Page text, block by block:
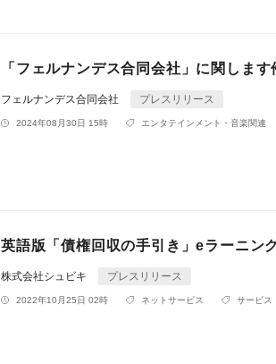
「フェルナンデス合同会社」に関しま
フェルナンデス合同会社 プレスリリース
2024年08月30日 15時 エンタテインメント・音楽関連
英語版「債権回収の手引き」eラーニン
株式会社シュビキ プレスリリース
2022年10月25日 02時 ネットサービス サービス